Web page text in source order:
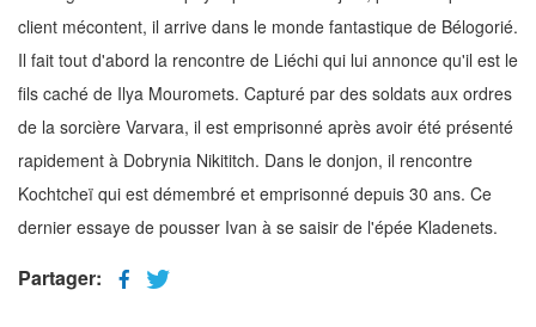
client mécontent, il arrive dans le monde fantastique de Bélogorié.
Il fait tout d'abord la rencontre de Liéchi qui lui annonce qu'il est le
fils caché de Ilya Mouromets. Capturé par des soldats aux ordres
de la sorcière Varvara, il est emprisonné après avoir été présenté
rapidement à Dobrynia Nikititch. Dans le donjon, il rencontre
Kochtcheï qui est démembré et emprisonné depuis 30 ans. Ce
dernier essaye de pousser Ivan à se saisir de l'épée Kladenets.
Partager: